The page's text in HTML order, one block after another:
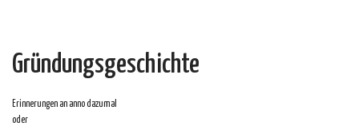
Gründungsgeschichte
Erinnerungen an anno dazumal
oder